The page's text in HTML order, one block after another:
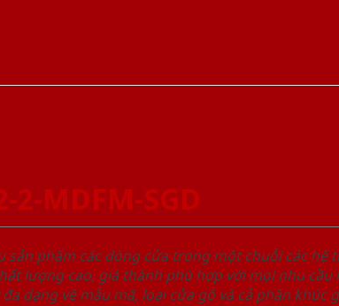
2-MDFM-SGD
sản phẩm các dòng cửa trong một chuỗi các hệ
lượng cao, giá thành phù hợp với mọi nhu cầu
dạng về mẫu mã, loại cửa gỗ và cả phân khúc